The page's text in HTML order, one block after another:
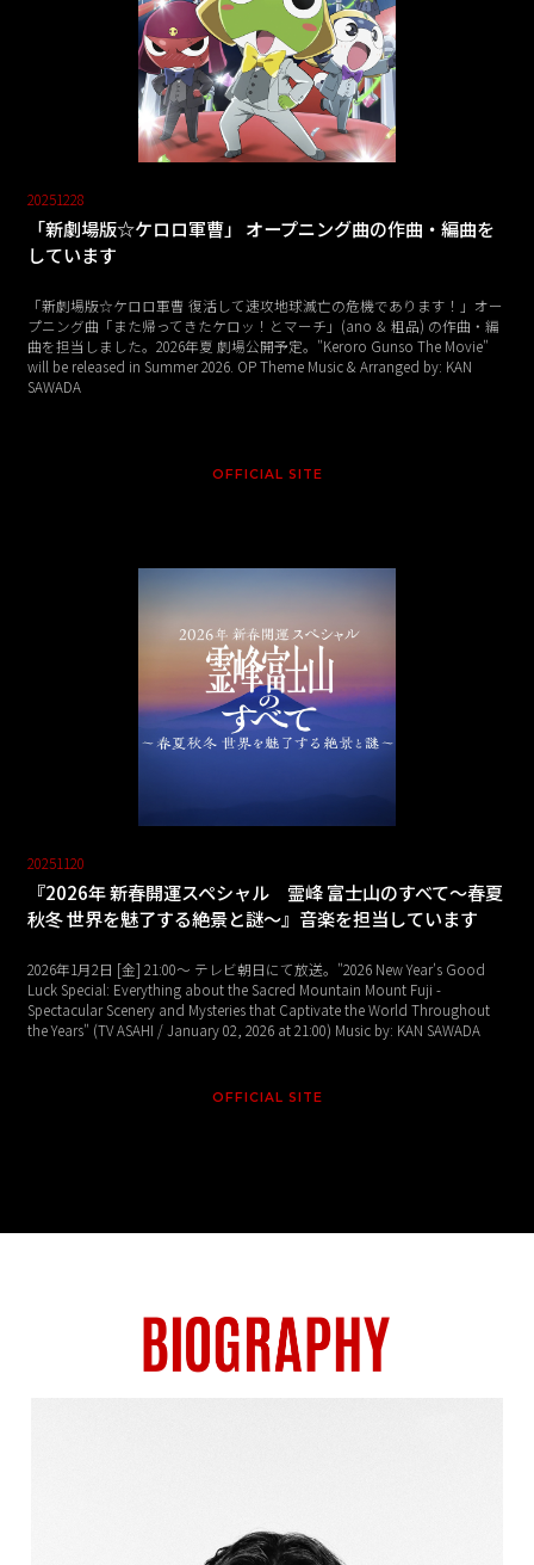
20251228
「新劇場版☆ケロロ軍曹」 オープニング曲の作曲・編曲を
しています
「新劇場版☆ケロロ軍曹 復活して速攻地球滅亡の危機であります！」オー
プニング曲「また帰ってきたケロッ！とマーチ」(ano ＆ 粗品) の作曲・編
曲を担当しました。2026年夏 劇場公開予定。"Keroro Gunso The Movie"
will be released in Summer 2026. OP Theme Music & Arranged by: KAN
SAWADA
OFFICIAL SITE
20251120
『2026年 新春開運スペシャル 霊峰 富士山のすべて～春夏
秋冬 世界を魅了する絶景と謎～』音楽を担当しています
2026年1月2日 [金] 21:00～ テレビ朝日にて放送。"2026 New Year's Good
Luck Special: Everything about the Sacred Mountain Mount Fuji -
Spectacular Scenery and Mysteries that Captivate the World Throughout
the Years" (TV ASAHI / January 02, 2026 at 21:00) Music by: KAN SAWADA
OFFICIAL SITE